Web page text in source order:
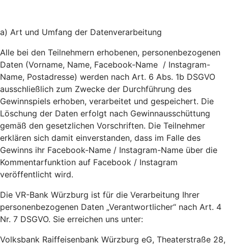
a) Art und Umfang der Datenverarbeitung
Alle bei den Teilnehmern erhobenen, personenbezogenen
Daten (Vorname, Name, Facebook-Name / Instagram-
Name, Postadresse) werden nach Art. 6 Abs. 1b DSGVO
ausschließlich zum Zwecke der Durchführung des
Gewinnspiels erhoben, verarbeitet und gespeichert. Die
Löschung der Daten erfolgt nach Gewinnausschüttung
gemäß den gesetzlichen Vorschriften. Die Teilnehmer
erklären sich damit einverstanden, dass im Falle des
Gewinns ihr Facebook-Name / Instagram-Name über die
Kommentarfunktion auf Facebook / Instagram
veröffentlicht wird.
Die VR-Bank Würzburg ist für die Verarbeitung Ihrer
personenbezogenen Daten „Verantwortlicher“ nach Art. 4
Nr. 7 DSGVO. Sie erreichen uns unter:
Volksbank Raiffeisenbank Würzburg eG, Theaterstraße 28,